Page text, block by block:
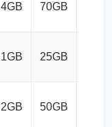
4GB 70GB
1GB 25GB
2GB 50GB